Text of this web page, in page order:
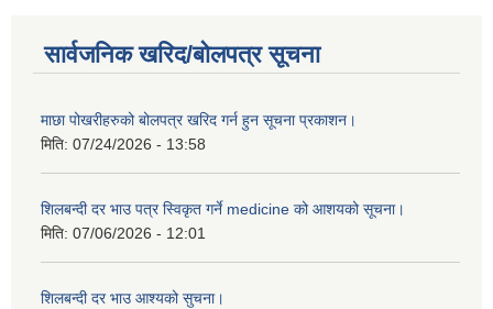
सार्वजनिक खरिद/बोलपत्र सूचना
माछा पोखरीहरुको बोलपत्र खरिद गर्न हुन सूचना प्रकाशन।
मिति: 07/24/2026 - 13:58
शिलबन्दी दर भाउ पत्र स्विकृत गर्ने medicine को आशयको सूचना।
मिति: 07/06/2026 - 12:01
शिलबन्दी दर भाउ आश्यको सुचना।